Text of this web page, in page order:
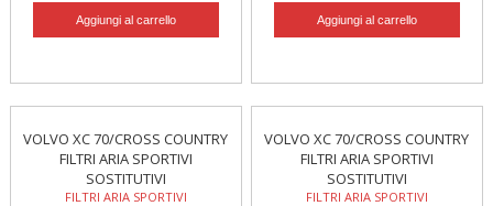
VOLVO XC 70/CROSS COUNTRY
FILTRI ARIA SPORTIVI
SOSTITUTIVI
FILTRI ARIA SPORTIVI
VOLVO XC 70/CROSS COUNTRY
FILTRI ARIA SPORTIVI
SOSTITUTIVI
FILTRI ARIA SPORTIVI